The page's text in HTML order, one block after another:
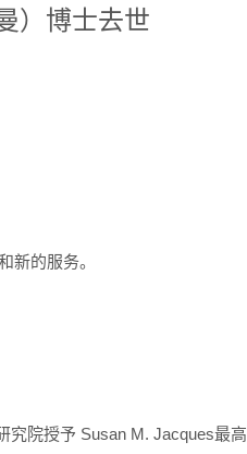
）博士去世
新的服务。
究院授予 Susan M. Jacques最高